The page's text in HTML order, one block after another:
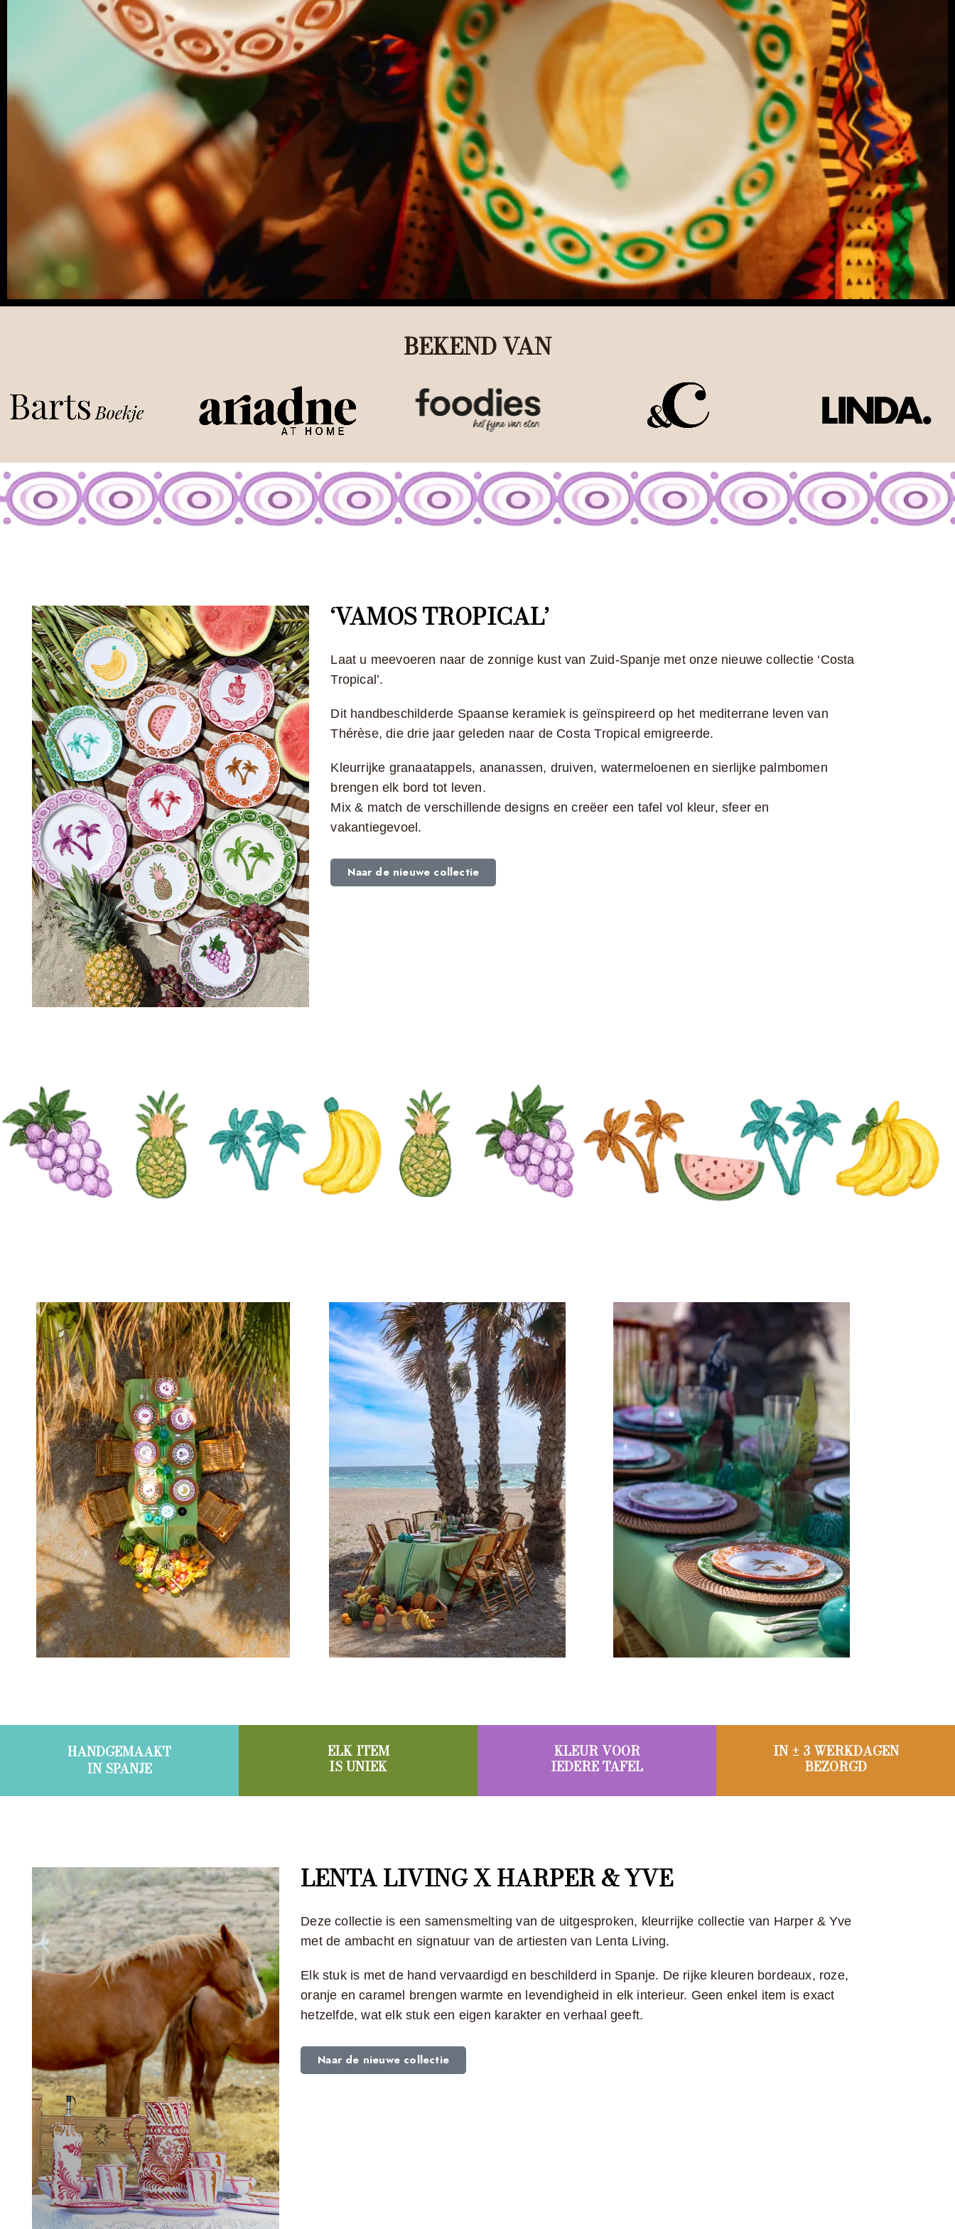
BEKEND VAN
‘VAMOS TROPICAL’
Laat u meevoeren naar de zonnige kust van Zuid-Spanje met onze nieuwe collectie ‘Costa
Tropical’.
Dit handbeschilderde Spaanse keramiek is geïnspireerd op het mediterrane leven van
Thérèse, die drie jaar geleden naar de Costa Tropical emigreerde.
Kleurrijke granaatappels, ananassen, druiven, watermeloenen en sierlijke palmbomen
brengen elk bord tot leven.
Mix & match de verschillende designs en creëer een tafel vol kleur, sfeer en
vakantiegevoel.
Naar de nieuwe collectie
HANDGEMAAKT
IN SPANJE
ELK ITEM
IS UNIEK
KLEUR VOOR
IEDERE TAFEL
IN ± 3 WERKDAGEN
BEZORGD
LENTA LIVING X HARPER & YVE
Deze collectie is een samensmelting van de uitgesproken, kleurrijke collectie van Harper & Yve
met de ambacht en signatuur van de artiesten van Lenta Living.
Elk stuk is met de hand vervaardigd en beschilderd in Spanje. De rijke kleuren bordeaux, roze,
oranje en caramel brengen warmte en levendigheid in elk interieur. Geen enkel item is exact
hetzelfde, wat elk stuk een eigen karakter en verhaal geeft.
Naar de nieuwe collectie